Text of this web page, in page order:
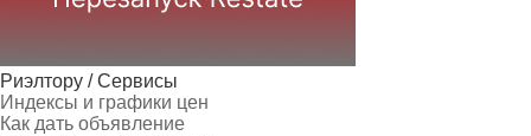
Риэлтору / Сервисы
Индексы и графики цен
Как дать объявление